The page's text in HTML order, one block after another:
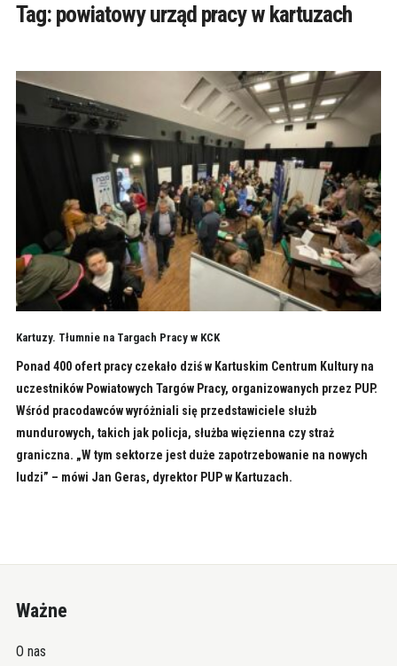
Tag: powiatowy urząd pracy w kartuzach
Kartuzy. Tłumnie na Targach Pracy w KCK
Ponad 400 ofert pracy czekało dziś w Kartuskim Centrum Kultury na
uczestników Powiatowych Targów Pracy, organizowanych przez PUP.
Wśród pracodawców wyróżniali się przedstawiciele służb
mundurowych, takich jak policja, służba więzienna czy straż
graniczna. „W tym sektorze jest duże zapotrzebowanie na nowych
ludzi” – mówi Jan Geras, dyrektor PUP w Kartuzach.
Ważne
O nas